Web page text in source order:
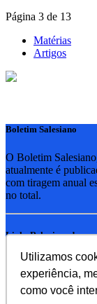
Utilizamos
experiência,
como você
Página 3 de 13
Matérias
Artigos
Boletim Salesiano
O Boletim
atualmente é
com tiragem anual
no total.
Links Relacionados
RSB - Rede
EDEBE -
UPV - União